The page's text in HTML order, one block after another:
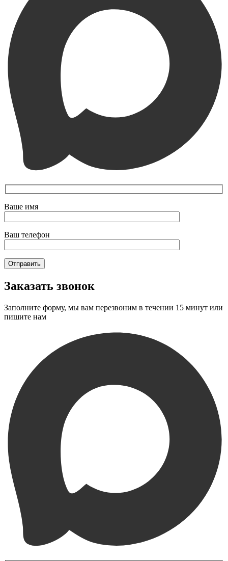
Ваше имя
Ваш телефон
Заказать звонок
Заполните форму, мы вам перезвоним в течении 15 минут или
пишите нам